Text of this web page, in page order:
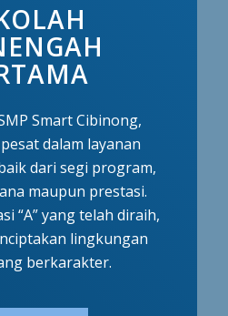
Smart Cibinong,
dalam layanan
dari segi program,
maupun prestasi.
“A” yang telah diraih,
lingkungan
berkarakter.